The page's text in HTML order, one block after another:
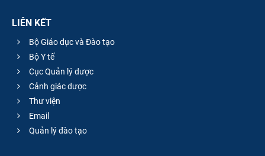
LIÊN KẾT
Bộ Giáo dục và Đào tạo
Bộ Y tế
Cục Quản lý dược
Cảnh giác dược
Thư viện
Email
Quản lý đào tạo